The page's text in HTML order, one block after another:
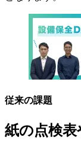
従来の課題
紙の点検